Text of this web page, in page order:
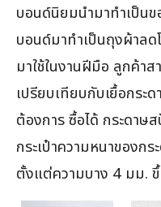
บอนด์นิยมนำมาทำเป็นข
บอนด์มาทำเป็นถุงผ้าล
มาใช้ในงานฝีมือ ลูกค้า
เปรียบเทียบกับเยื้อกระ
ต้องการ ซื้อได้ กระดาษ
กระเป๋าความหนาของก
ตั้งแต่ความบาง 4 มม. ขึ้